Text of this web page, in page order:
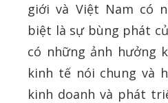
giới và Việt Nam có
biệt là sự bùng phát
có những ảnh hưởng
kinh tế nói chung và
kinh doanh và phát